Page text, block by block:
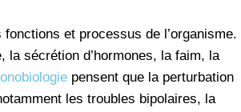
et processus de l’organisme.
sécrétion d’hormones, la faim, la
pensent que la perturbation
les troubles bipolaires, la